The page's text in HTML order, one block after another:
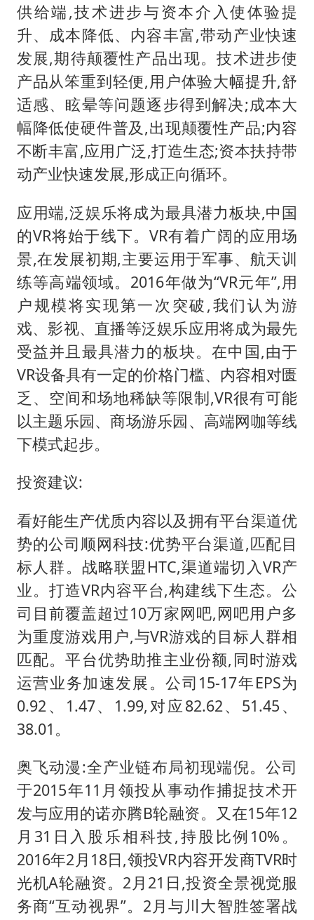
供给端,技术进步与资本介入使体验提
升、成本降低、内容丰富,带动产业快速
发展,期待颠覆性产品出现。技术进步使
产品从笨重到轻便,用户体验大幅提升,舒
适感、眩晕等问题逐步得到解决;成本大
幅降低使硬件普及,出现颠覆性产品;内容
不断丰富,应用广泛,打造生态;资本扶持带
动产业快速发展,形成正向循环。
应用端,泛娱乐将成为最具潜力板块,中国
的VR将始于线下。VR有着广阔的应用场
景,在发展初期,主要运用于军事、航天训
练等高端领域。2016年做为“VR元年”,用
户规模将实现第一次突破,我们认为游
戏、影视、直播等泛娱乐应用将成为最先
受益并且最具潜力的板块。在中国,由于
VR设备具有一定的价格门槛、内容相对匮
乏、空间和场地稀缺等限制,VR很有可能
以主题乐园、商场游乐园、高端网咖等线
下模式起步。
投资建议:
看好能生产优质内容以及拥有平台渠道优
势的公司顺网科技:优势平台渠道,匹配目
标人群。战略联盟HTC,渠道端切入VR产
业。打造VR内容平台,构建线下生态。公
司目前覆盖超过10万家网吧,网吧用户多
为重度游戏用户,与VR游戏的目标人群相
匹配。平台优势助推主业份额,同时游戏
运营业务加速发展。公司15-17年EPS为
0.92、1.47、1.99,对应82.62、51.45、
38.01。
奥飞动漫:全产业链布局初现端倪。公司
于2015年11月领投从事动作捕捉技术开
发与应用的诺亦腾B轮融资。又在15年12
月31日入股乐相科技,持股比例10%。
2016年2月18日,领投VR内容开发商TVR时
光机A轮融资。2月21日,投资全景视觉服
务商“互动视界”。2月与川大智胜签署战